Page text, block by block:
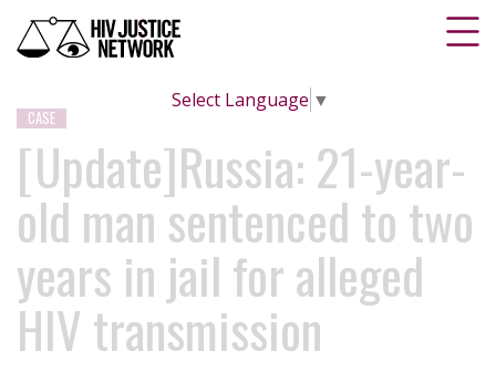
Select Language ▼
CASE
[Update]Russia: 21-year-
old man sentenced to two
years in jail for alleged
HIV transmission